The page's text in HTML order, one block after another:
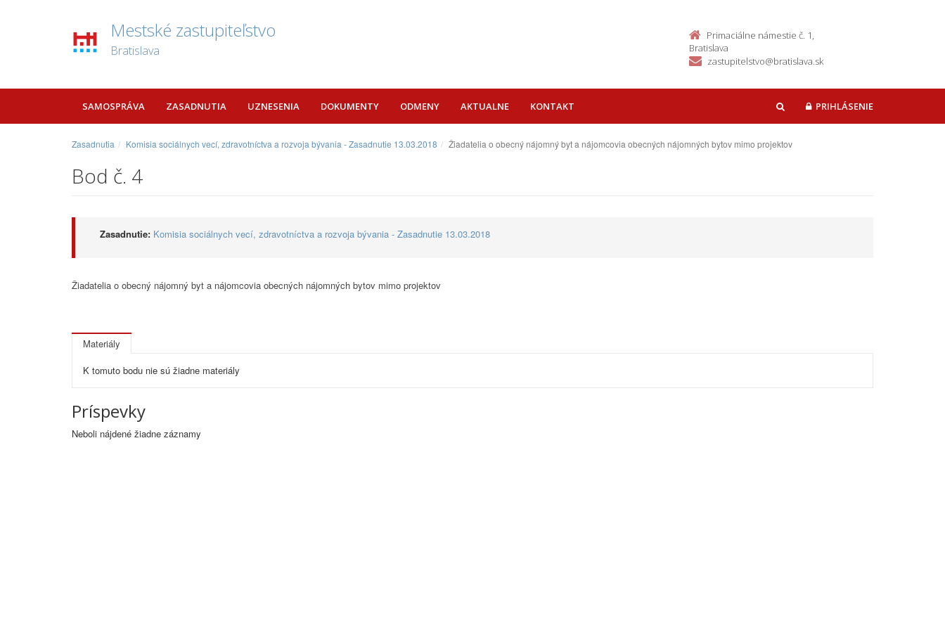
Mestské zastupiteľstvo
Bratislava
Primaciálne námestie č. 1,
Bratislava
zastupitelstvo@bratislava.sk
SAMOSPRÁVA ZASADNUTIA UZNESENIA DOKUMENTY ODMENY AKTUALNE KONTAKT HĽADAŤPRIHLÁSENIE
Zasadnutia Komisia sociálnych vecí, zdravotníctva a rozvoja bývania - Zasadnutie 13.03.2018 Žiadatelia o obecný nájomný byt a nájomcovia obecných nájomných bytov mimo projektov
Bod č. 4
Zasadnutie: Komisia sociálnych vecí, zdravotníctva a rozvoja bývania - Zasadnutie 13.03.2018
Žiadatelia o obecný nájomný byt a nájomcovia obecných nájomných bytov mimo projektov
Materiály
K tomuto bodu nie sú žiadne materiály
Príspevky
Neboli nájdené žiadne záznamy